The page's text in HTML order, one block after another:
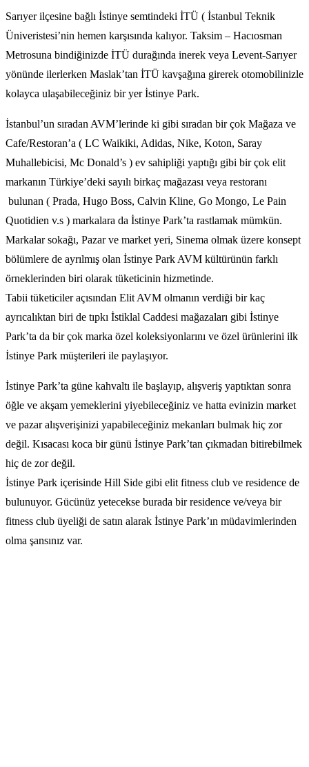
Sarıyer ilçesine bağlı İstinye semtindeki İTÜ ( İstanbul Teknik
Üniveristesi’nin hemen karşısında kalıyor. Taksim – Hacıosman
Metrosuna bindiğinizde İTÜ durağında inerek veya Levent-Sarıyer
yönünde ilerlerken Maslak’tan İTÜ kavşağına girerek otomobilinizle
kolayca ulaşabileceğiniz bir yer İstinye Park.
İstanbul’un sıradan AVM’lerinde ki gibi sıradan bir çok Mağaza ve
Cafe/Restoran’a ( LC Waikiki, Adidas, Nike, Koton, Saray
Muhallebicisi, Mc Donald’s ) ev sahipliği yaptığı gibi bir çok elit
markanın Türkiye’deki sayılı birkaç mağazası veya restoranı
bulunan ( Prada, Hugo Boss, Calvin Kline, Go Mongo, Le Pain
Quotidien v.s ) markalara da İstinye Park’ta rastlamak mümkün.
Markalar sokağı, Pazar ve market yeri, Sinema olmak üzere konsept
bölümlere de ayrılmış olan İstinye Park AVM kültürünün farklı
örneklerinden biri olarak tüketicinin hizmetinde.
Tabii tüketiciler açısından Elit AVM olmanın verdiği bir kaç
ayrıcalıktan biri de tıpkı İstiklal Caddesi mağazaları gibi İstinye
Park’ta da bir çok marka özel koleksiyonlarını ve özel ürünlerini ilk
İstinye Park müşterileri ile paylaşıyor.
İstinye Park’ta güne kahvaltı ile başlayıp, alışveriş yaptıktan sonra
öğle ve akşam yemeklerini yiyebileceğiniz ve hatta evinizin market
ve pazar alışverişinizi yapabileceğiniz mekanları bulmak hiç zor
değil. Kısacası koca bir günü İstinye Park’tan çıkmadan bitirebilmek
hiç de zor değil.
İstinye Park içerisinde Hill Side gibi elit fitness club ve residence de
bulunuyor. Gücünüz yetecekse burada bir residence ve/veya bir
fitness club üyeliği de satın alarak İstinye Park’ın müdavimlerinden
olma şansınız var.